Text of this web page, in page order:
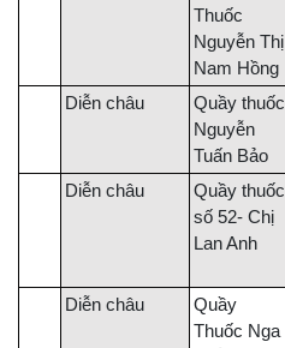
Thuốc
Nguyễn Thị
Nam Hồng
Diễn châu
Quầy thuốc
Nguyễn
Tuấn Bảo
Diễn châu
Quầy thuốc
số 52- Chị
Lan Anh
Diễn châu
Quầy
Thuốc Nga